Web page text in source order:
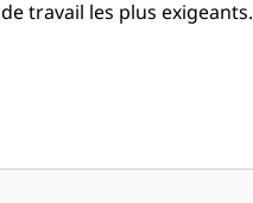
de travail les plus exigeants.